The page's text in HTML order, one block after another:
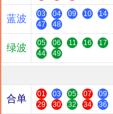
蓝波 03 04 09 10 14
47
48
绿波 05 06 11 16 17
44
49
合单 01 03 05 07 09
29
30 32 34 36